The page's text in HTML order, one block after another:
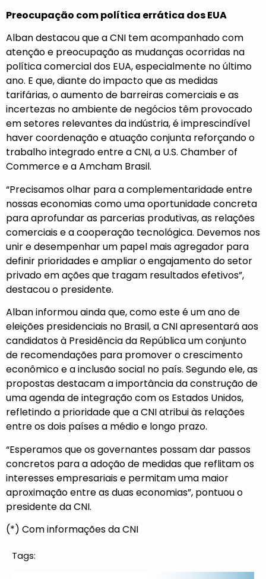
Preocupação com política errática dos EUA
Alban destacou que a CNI tem acompanhado com
atenção e preocupação as mudanças ocorridas na
política comercial dos EUA, especialmente no último
ano. E que, diante do impacto que as medidas
tarifárias, o aumento de barreiras comerciais e as
incertezas no ambiente de negócios têm provocado
em setores relevantes da indústria, é imprescindível
haver coordenação e atuação conjunta reforçando o
trabalho integrado entre a CNI, a U.S. Chamber of
Commerce e a Amcham Brasil.
“Precisamos olhar para a complementaridade entre
nossas economias como uma oportunidade concreta
para aprofundar as parcerias produtivas, as relações
comerciais e a cooperação tecnológica. Devemos nos
unir e desempenhar um papel mais agregador para
definir prioridades e ampliar o engajamento do setor
privado em ações que tragam resultados efetivos”,
destacou o presidente.
Alban informou ainda que, como este é um ano de
eleições presidenciais no Brasil, a CNI apresentará aos
candidatos à Presidência da República um conjunto
de recomendações para promover o crescimento
econômico e a inclusão social no país. Segundo ele, as
propostas destacam a importância da construção de
uma agenda de integração com os Estados Unidos,
refletindo a prioridade que a CNI atribui às relações
entre os dois países a médio e longo prazo.
“Esperamos que os governantes possam dar passos
concretos para a adoção de medidas que reflitam os
interesses empresariais e permitam uma maior
aproximação entre as duas economias”, pontuou o
presidente da CNI.
(*) Com informações da CNI
Tags: